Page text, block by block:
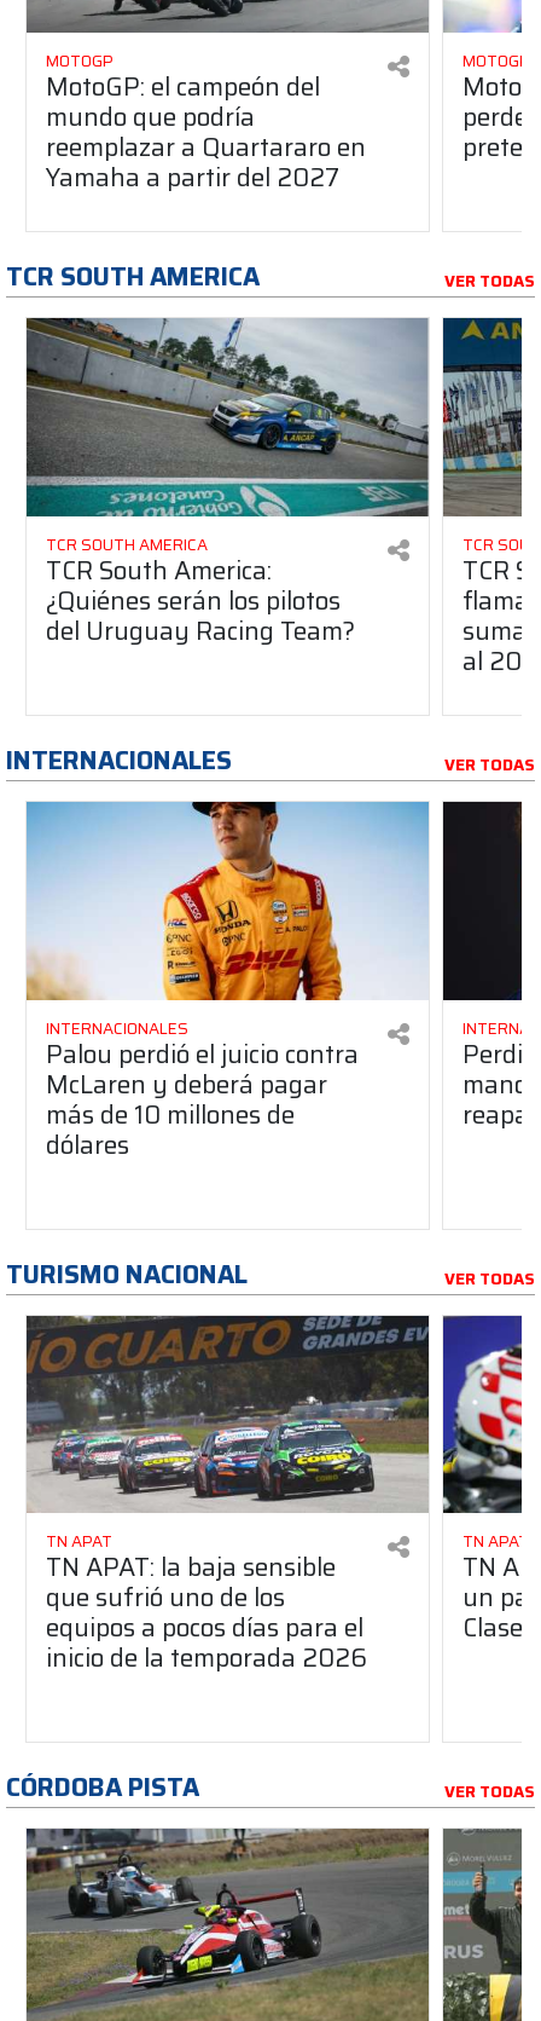
MOTOGP
MotoGP: el campeón del
mundo que podría
reemplazar a Quartararo en
Yamaha a partir del 2027
MOTOGP
TCR SOUTH AMERICA VER TODAS
TCR SOUTH AMERICA
TCR South America:
¿Quiénes serán los pilotos
del Uruguay Racing Team?
TCR
TCR
suma
al
INTERNACIONALES VER TODAS
INTERNACIONALES
Palou perdió el juicio contra
McLaren y deberá pagar
más de 10 millones de
dólares
TURISMO NACIONAL VER TODAS
TN APAT
TN APAT: la baja sensible
que sufrió uno de los
equipos a pocos días para el
inicio de la temporada 2026
TN APAT
TN
un
Clase
CÓRDOBA PISTA VER TODAS